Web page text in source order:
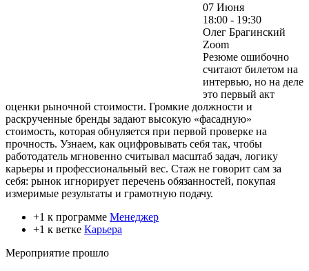
07 Июня
18:00 - 19:30
Олег Брагинский
Zoom
Резюме ошибочно
считают билетом на
интервью, но на деле
это первый акт
оценки рыночной стоимости. Громкие должности и
раскрученные бренды задают высокую «фасадную»
стоимость, которая обнуляется при первой проверке на
прочность. Узнаем, как оцифровывать себя так, чтобы
работодатель мгновенно считывал масштаб задач, логику
карьеры и профессиональный вес. Стаж не говорит сам за
себя: рынок игнорирует перечень обязанностей, покупая
измеримые результаты и грамотную подачу.
+1 к программе Менеджер
+1 к ветке Карьера
Мероприятие прошло